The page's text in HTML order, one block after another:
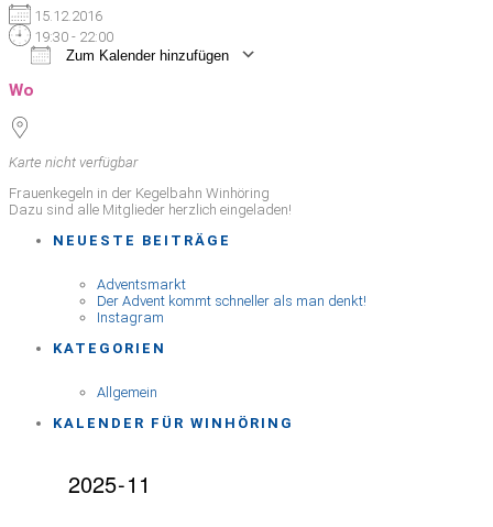
15.12.2016
19:30 - 22:00
Zum Kalender hinzufügen
Wo
Karte nicht verfügbar
Frauenkegeln in der Kegelbahn Winhöring
Dazu sind alle Mitglieder herzlich eingeladen!
NEUESTE BEITRÄGE
Adventsmarkt
Der Advent kommt schneller als man denkt!
Instagram
KATEGORIEN
Allgemein
KALENDER FÜR WINHÖRING